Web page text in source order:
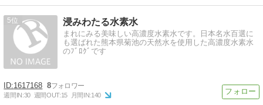
5 浸みわたる水素水
まれにみる美味しい高濃度水素水です。日本名水百選に
も選ばれた熊本県菊池の天然水を使用した高濃度水素水
のﾌﾞﾛｸﾞです
1617168 8
週間IN:30 週間OUT:15 月間IN:140